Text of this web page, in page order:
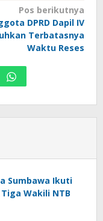
Pos berikutnya
DPRD Dapil IV
Terbatasnya
Waktu Reses
Sumbawa Ikuti
Wakili NTB